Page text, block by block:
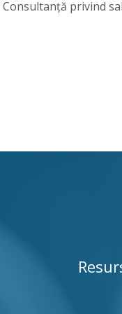
Consultanță privind